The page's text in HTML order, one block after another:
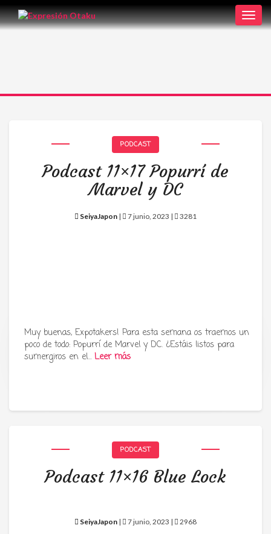
Tu radio y podcast sobre manga,
anime y cultura japonesa ツ
PODCAST
Podcast 11×17 Popurrí de
Marvel y DC
SeiyaJapon | 7 junio, 2023 | 3281
Muy buenas, Expotakers! Para esta semana os traemos un
poco de todo: Popurrí de Marvel y DC. ¿Estáis listos para
sumergiros en el… Leer más
PODCAST
Podcast 11×16 Blue Lock
SeiyaJapon | 7 junio, 2023 | 2968